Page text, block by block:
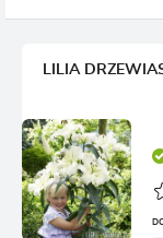
LILIA